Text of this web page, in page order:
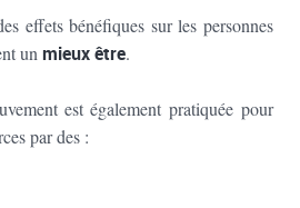
effets bénéfiques sur les personnes
unmieux être.
est également pratiquée pour
par des :